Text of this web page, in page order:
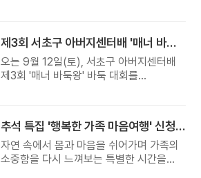
제3회 서초구 아버지센터배 '매너 바둑왕' 대회
오는 9월 12일(토), 서초구 아버지센터배
제3회 '매너 바둑왕' 바둑 대회를
추석 특집 '행복한 가족 마음여행' 신청 안내
자연 속에서 몸과 마음을 쉬어가며 가족의
소중함을 다시 느껴보는 특별한 시간을